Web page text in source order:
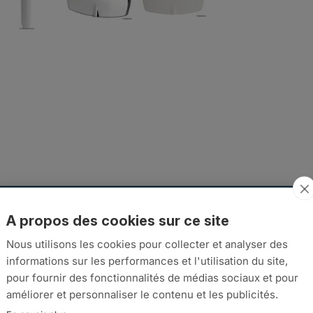
A propos des cookies sur ce site
Nous utilisons les cookies pour collecter et analyser des
informations sur les performances et l'utilisation du site,
pour fournir des fonctionnalités de médias sociaux et pour
améliorer et personnaliser le contenu et les publicités.
PORTE
2.5 schedule
7 JOURS
4 schedule
EXPÉDIÉE SOUS
7 JOURS